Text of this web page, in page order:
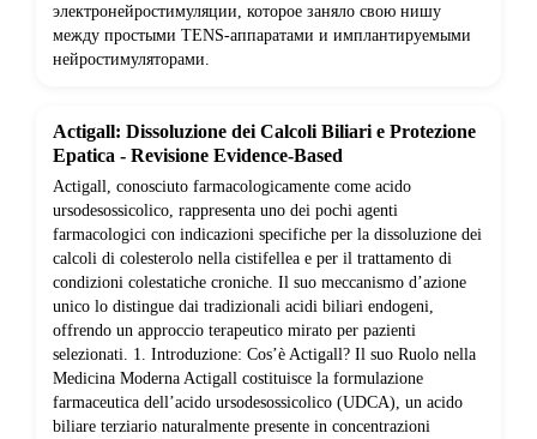
электронейростимуляции, которое заняло свою нишу
между простыми TENS-аппаратами и имплантируемыми
нейростимуляторами.
Actigall: Dissoluzione dei Calcoli Biliari e Protezione
Epatica - Revisione Evidence-Based
Actigall, conosciuto farmacologicamente come acido
ursodesossicolico, rappresenta uno dei pochi agenti
farmacologici con indicazioni specifiche per la dissoluzione dei
calcoli di colesterolo nella cistifellea e per il trattamento di
condizioni colestatiche croniche. Il suo meccanismo d’azione
unico lo distingue dai tradizionali acidi biliari endogeni,
offrendo un approccio terapeutico mirato per pazienti
selezionati. 1. Introduzione: Cos’è Actigall? Il suo Ruolo nella
Medicina Moderna Actigall costituisce la formulazione
farmaceutica dell’acido ursodesossicolico (UDCA), un acido
biliare terziario naturalmente presente in concentrazioni